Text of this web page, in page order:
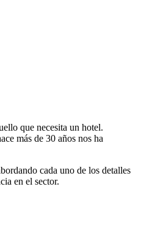
que necesita un hotel.
más de 30 años nos ha
cada uno de los detalles
en el sector.